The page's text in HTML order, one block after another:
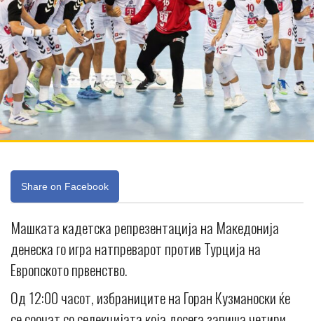
Share on Facebook
Машката кадетска репрезентација на Македонија
денеска го игра натпреварот против Турција на
Европското првенство.
Од 12:00 часот, избраниците на Горан Кузманоски ќе